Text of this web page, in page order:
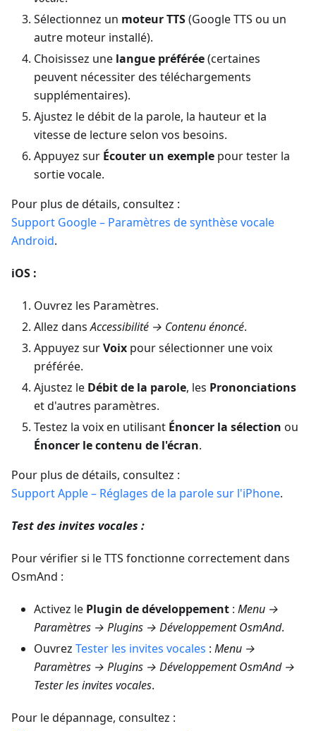
Sélectionnez un moteur TTS(Google TTS ou un
autre moteur installé).
Choisissez une langue préférée(certaines
peuvent nécessiter des téléchargements
supplémentaires).
Ajustez le débit de la parole, la hauteur et la
vitesse de lecture selon vos besoins.
Appuyez sur Écouter un exemple pour tester la
sortie vocale.
Pour plus de détails, consultez :
Support Google – Paramètres de synthèse vocale
Android.
iOS :
Ouvrez les Paramètres.
Allez dansAccessibilité → Contenu énoncé.
Appuyez surVoix pour sélectionner une voix
préférée.
Ajustez le Débit de la parole, les Prononciations
et d'autres paramètres.
Testez la voix en utilisant Énoncer la sélection ou
Énoncer le contenu de l'écran.
Pour plus de détails, consultez :
Support Apple – Réglages de la parole sur l'iPhone.
Test des invites vocales :
Pour vérifier si le TTS fonctionne correctement dans
OsmAnd :
Activez le Plugin de développement : Menu →
Paramètres → Plugins → Développement OsmAnd.
Ouvrez Tester les invites vocales : Menu →
Paramètres → Plugins → Développement OsmAnd →
Tester les invites vocales.
Pour le dépannage, consultez :